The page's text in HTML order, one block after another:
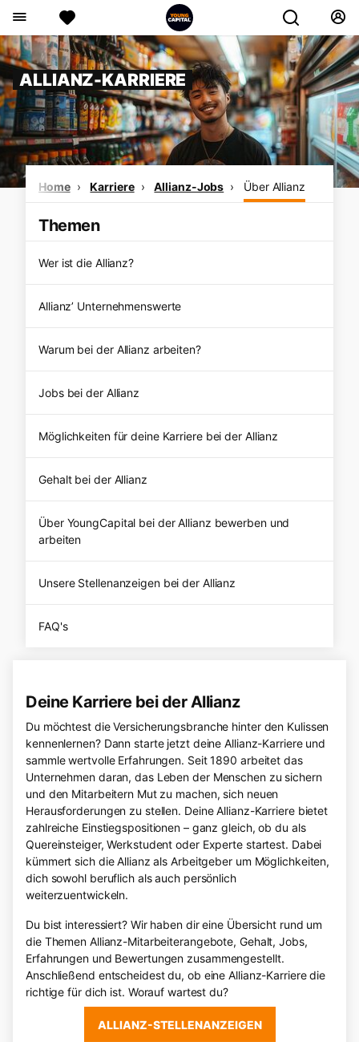
ALLIANZ-KARRIERE
Home Karriere Allianz-Jobs Über Allianz
Themen
Wer ist die Allianz?
Allianz’ Unternehmenswerte
Warum bei der Allianz arbeiten?
Jobs bei der Allianz
Möglichkeiten für deine Karriere bei der Allianz
Gehalt bei der Allianz
Über YoungCapital bei der Allianz bewerben und
arbeiten
Unsere Stellenanzeigen bei der Allianz
FAQ's
Deine Karriere bei der Allianz
Du möchtest die Versicherungsbranche hinter den Kulissen
kennenlernen? Dann starte jetzt deine Allianz-Karriere und
sammle wertvolle Erfahrungen. Seit 1890 arbeitet das
Unternehmen daran, das Leben der Menschen zu sichern
und den Mitarbeitern Mut zu machen, sich neuen
Herausforderungen zu stellen. Deine Allianz-Karriere bietet
zahlreiche Einstiegspositionen – ganz gleich, ob du als
Quereinsteiger, Werkstudent oder Experte startest. Dabei
kümmert sich die Allianz als Arbeitgeber um Möglichkeiten,
dich sowohl beruflich als auch persönlich
weiterzuentwickeln.
Du bist interessiert? Wir haben dir eine Übersicht rund um
die Themen Allianz-Mitarbeiterangebote, Gehalt, Jobs,
Erfahrungen und Bewertungen zusammengestellt.
Anschließend entscheidest du, ob eine Allianz-Karriere die
richtige für dich ist. Worauf wartest du?
ALLIANZ-STELLENANZEIGEN